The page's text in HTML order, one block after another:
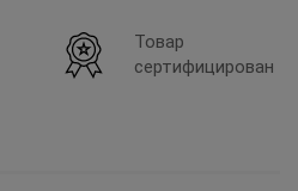
Товар
сертифицирован